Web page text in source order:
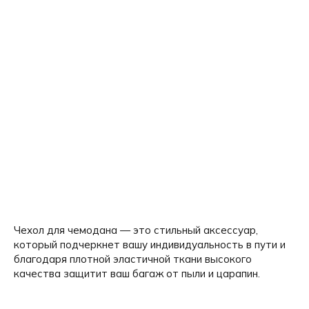
Чехол для чемодана — это стильный аксессуар,
который подчеркнет вашу индивидуальность в пути и
благодаря плотной эластичной ткани высокого
качества защитит ваш багаж от пыли и царапин.